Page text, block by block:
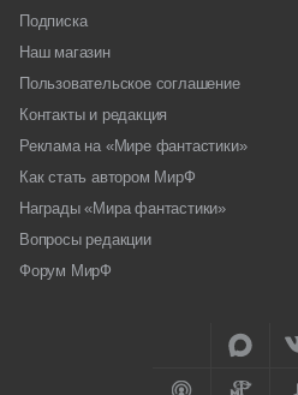
Подписка
Наш магазин
Пользовательское соглашение
Контакты и редакция
Реклама на «Мире фантастики»
Как стать автором МирФ
Награды «Мира фантастики»
Вопросы редакции
Форум МирФ